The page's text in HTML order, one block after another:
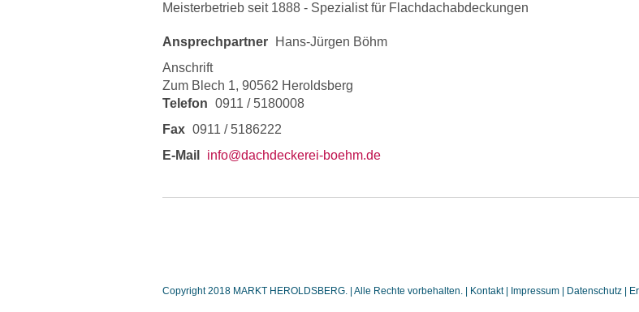
Meisterbetrieb seit 1888 - Spezialist für Flachdachabdeckungen
Ansprechpartner
Hans-Jürgen Böhm
Anschrift
Zum Blech 1, 90562 Heroldsberg
Telefon 0911 / 5180008
Fax 0911 / 5186222
E-Mail
info@dachdeckerei-boehm.de
Copyright 2018 MARKT HEROLDSBERG. | Alle Rechte vorbehalten. | Kontakt Impressum| Datenschutz|